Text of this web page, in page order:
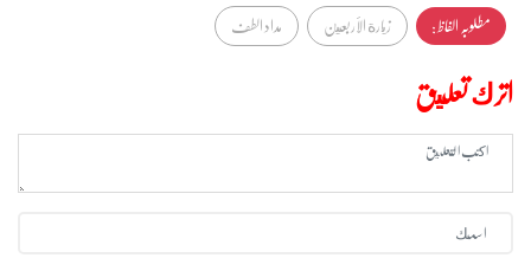
مطلوبہ الفاظ :
زيارة الأربعين مداد الطف
اترك تعليق